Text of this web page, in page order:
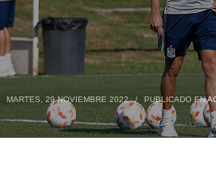
MARTES, 29 NOVIEMBRE 2022 / PUBLICADO EN